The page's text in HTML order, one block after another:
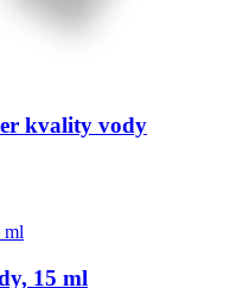
kvality vody
15 ml